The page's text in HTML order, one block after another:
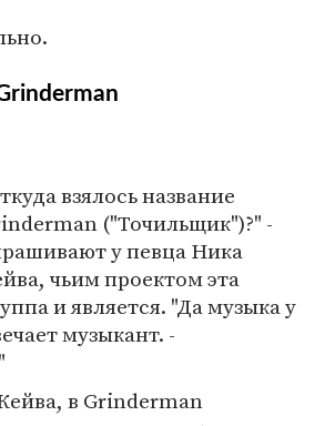
взялось название
("Точильщик")?" -
у певца Ника
чьим проектом эта
и является. "Да музыка у
музыкант. -
в Grinderman